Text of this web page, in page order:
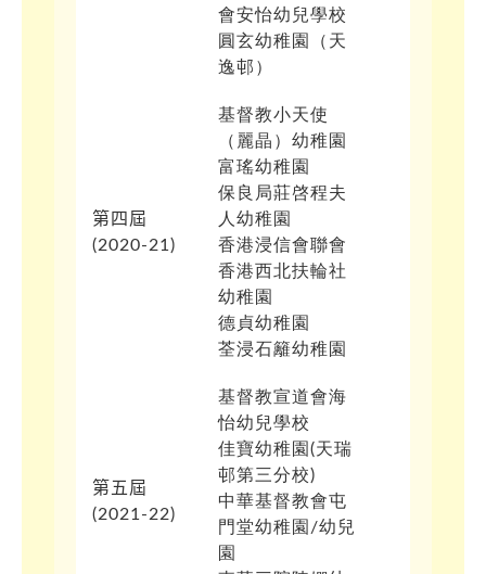
會安怡幼兒學校
圓玄幼稚園（天
逸邨）
第四屆
(2020-21)
基督教小天使
（麗晶）幼稚園
富瑤幼稚園
保良局莊啓程夫
人幼稚園
香港浸信會聯會
香港西北扶輪社
幼稚園
德貞幼稚園
荃浸石籬幼稚園
第五屆
(2021-22)
基督教宣道會海
怡幼兒學校
佳寶幼稚園(天瑞
邨第三分校)
中華基督教會屯
門堂幼稚園/幼兒
園